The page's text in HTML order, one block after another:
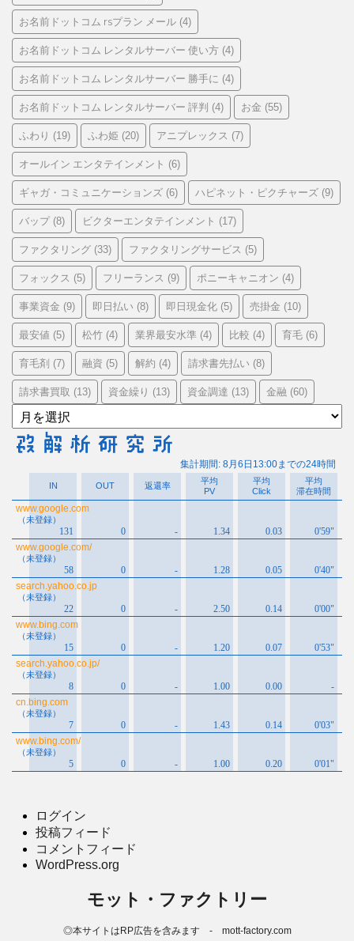
お名前ドットコム rsプラン メール (4)
お名前ドットコム レンタルサーバー 使い方 (4)
お名前ドットコム レンタルサーバー 勝手に (4)
お名前ドットコム レンタルサーバー 評判 (4) お金 (55)
ふわり (19) ふわ姫 (20) アニプレックス (7)
オールイン エンタテインメント (6)
ギャガ・コミュニケーションズ (6) ハピネット・ピクチャーズ (9)
バップ(8) ビクターエンタテインメント (17)
ファクタリング (33) ファクタリングサービス (5)
フォックス (5) フリーランス (9) ポニーキャニオン (4)
事業資金 (9) 即日払い (8) 即日現金化 (5) 売掛金 (10)
最安値 (5) 松竹 (4) 業界最安水準 (4) 比較 (4) 育毛 (6)
育毛剤 (7) 融資 (5) 解約 (4) 請求書先払い (8)
請求書買取 (13) 資金繰り (13) 資金調達 (13) 金融 (60)
ア
ー
カ
ログイン
投稿フィード
コメントフィード
WordPress.org
モット・ファクトリー
◎本サイトはRP広告を含みます - mott-factory.com